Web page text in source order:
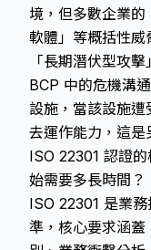
境，但多數企業
軟體」等概括性威
「長期潛伏型攻
BCP 中的危機溝
設施，當該設施
去運作能力，這是
ISO 22301 認證
始需要多長時間？
ISO 22301 是業
準，核心要求涵蓋